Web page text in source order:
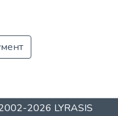
2026 LYRASIS